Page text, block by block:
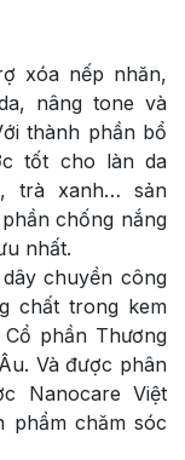
xóa nếp nhăn,
nâng tone và
thành phần bổ
tốt cho làn da
trà xanh… sản
chống nắng
nhất.
chuyền công
chất trong kem
phần Thương
Và được phân
Nanocare Việt
phẩm chăm sóc